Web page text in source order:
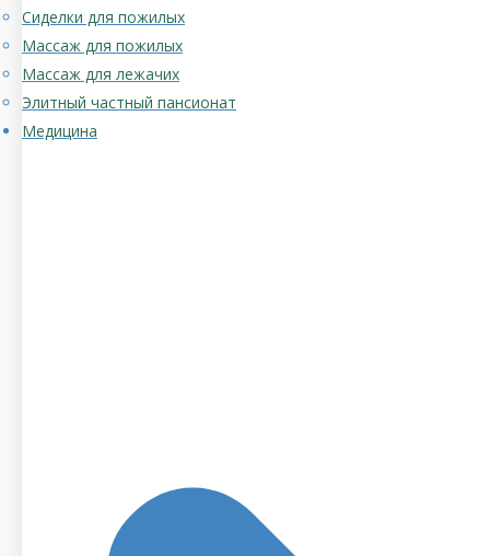
Сиделки для пожилых
Массаж для пожилых
Массаж для лежачих
Элитный частный пансионат
Медицина